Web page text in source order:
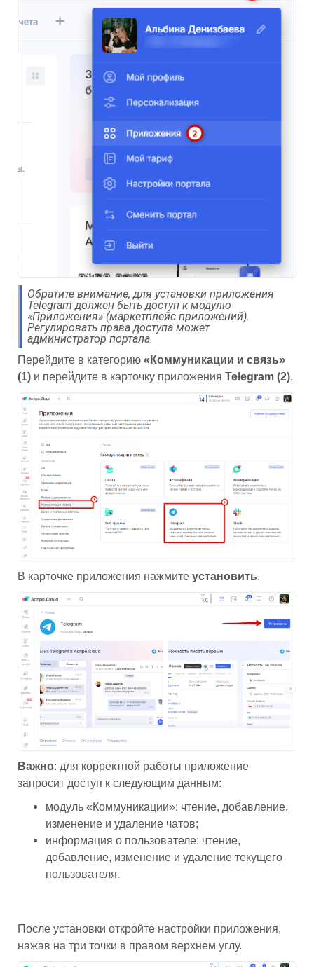
Обратите внимание, для установки приложения
Telegram должен быть доступ к модулю
«Приложения» (маркетплейс приложений).
Регулировать права доступа может
администратор портала.
Перейдите в категорию «Коммуникации и связь»
(1) и перейдите в карточку приложения Telegram (2).
В карточке приложения нажмите установить.
Важно: для корректной работы приложение
запросит доступ к следующим данным:
модуль «Коммуникации»: чтение, добавление,
изменение и удаление чатов;
информация о пользователе: чтение,
добавление, изменение и удаление текущего
пользователя.
После установки откройте настройки приложения,
нажав на три точки в правом верхнем углу.